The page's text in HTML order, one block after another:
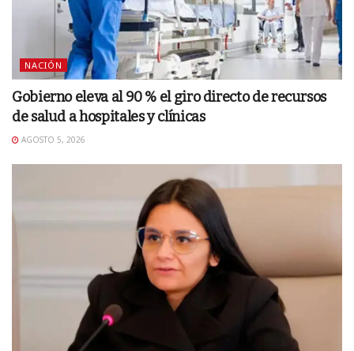
NACIÓN
Gobierno eleva al 90 % el giro directo de recursos
de salud a hospitales y clínicas
AGOSTO 5, 2026